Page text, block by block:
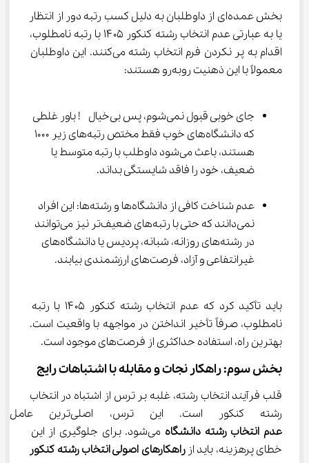
بخش عمده‌ای از داوطلبان به دلیل کسب رتبه دور از انتظار
یا به عبارتی عدم انتخاب رشته کنکور ۱۴۰۵ با رتبه نامطلوب،
اقدام به پر نکردن فرم انتخاب رشته می‌کنند. این داوطلبان
معمولاً با این ذهنیت روبه‌رو هستند:
جای خوبی قبول نمی‌شوم، پس بی‌خیال  ! باور غلطی
هستند، باعث می‌شود داوطلب با رتبه متوسط یا
ضعیف، خود را فاقد شایستگی بداند.
عدم شناخت کافی از دانشگاه‌ها و رشته‌ها: این افراد
نمی‌دانند که حتی با رتبه‌های ضعیف‌تر نیز می‌توانند
در رشته‌های روزانه، شبانه، پردیس یا دانشگاه‌های
غیرانتفاعی و آزاد، فرصت‌های ارزشمندی بیابند.
باید تأکید کرد که عدم انتخاب رشته کنکور ۱۴۰۵ با رتبه
نامطلوب، صرفاً تأخیر انداختن در مواجهه با واقعیت است.
بهترین راه، استفاده حداکثری از فرصت‌های موجود است.
بخش سوم: راهکار نجات و مقابله با اشتباهات رایج
قلب فرآیند انتخاب رشته، غلبه بر ترس از اشتباه در انتخاب
رشته کنکور است. این ترس، اصلی‌ترین عامل پدید آمدن
عدم انتخاب رشته دانشگاه
می‌شود. برای جلوگیری از این
خطای پرهزینه، باید از راهکارهای اصولی انتخاب رشته کنکور